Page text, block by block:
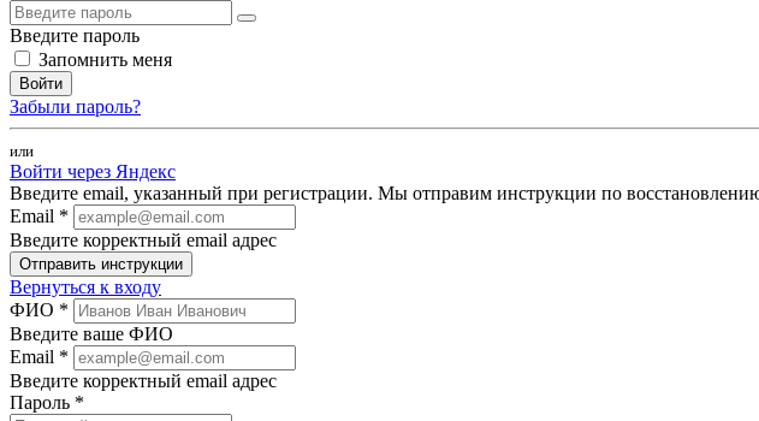
Введите пароль
Запомнить меня
Войти
Забыли пароль?
или
Войти через Яндекс
Введите email, указанный при регистрации. Мы отправим инструкции по
Email *
Введите корректный email адрес
Отправить инструкции
Вернуться к входу
ФИО *
Введите ваше ФИО
Email *
Введите корректный email адрес
Пароль *